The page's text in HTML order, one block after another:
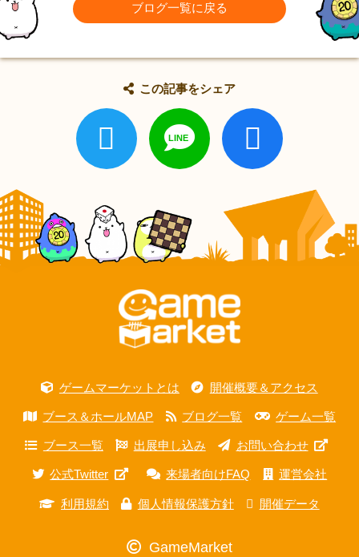
ブログ一覧に戻る
この記事をシェア
ゲームマーケットとは 開催概要＆アクセス
ブース＆ホールMAP ブログ一覧 ゲーム一覧
ブース一覧 出展申し込み お問い合わせ
公式Twitter 来場者向けFAQ 運営会社
利用規約 個人情報保護方針 開催データ
GameMarket